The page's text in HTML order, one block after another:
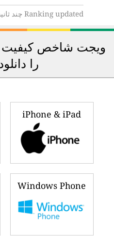
Ranking updated چند ثانیه پیش
ویجت شاخص کیفیت
را
iPhone & iPad
Windows Phone